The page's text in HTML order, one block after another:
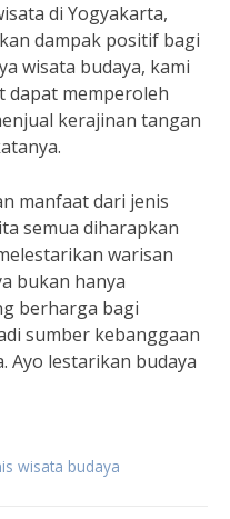
di Yogyakarta,
dampak positif bagi
wisata budaya, kami
dapat memperoleh
kerajinan tangan
manfaat dari jenis
semua diharapkan
warisan
bukan hanya
berharga bagi
sumber kebanggaan
Ayo lestarikan budaya
wisata budaya